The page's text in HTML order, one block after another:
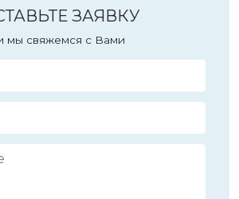
ЗАЯВКУ
мы свяжемся с Вами